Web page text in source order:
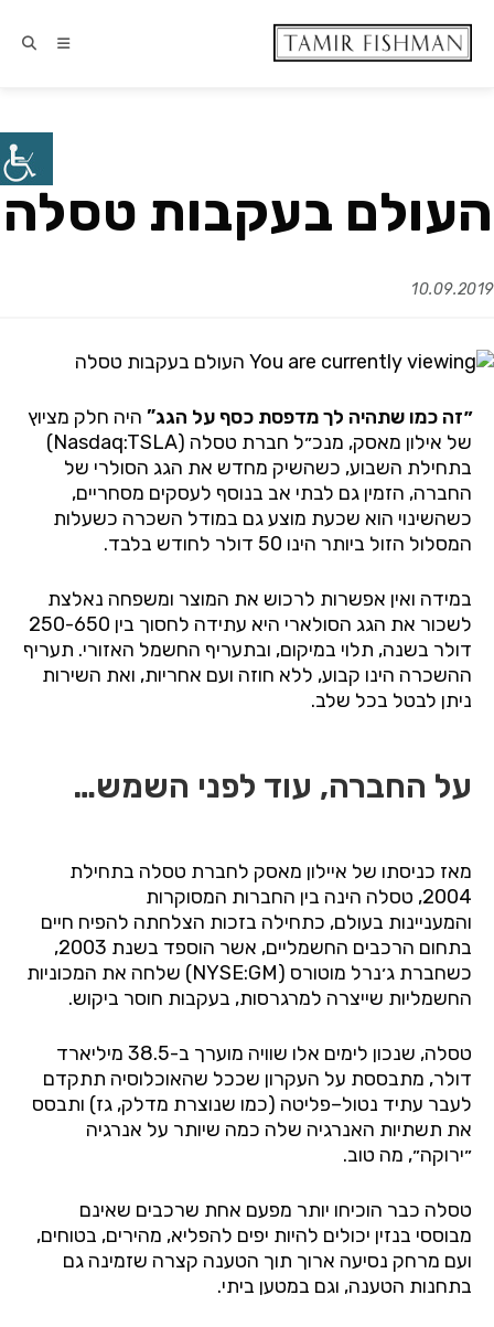
העולם בעקבות טסלה
10.09.2019
״זה כמו שתהיה לךמדפסת כסף על הגג” היה חלק מציוץ
של אילון מאסק, מנכ״ל חברת טסלה (Nasdaq:TSLA)
בתחילת השבוע, כשהשיק מחדש את הגג הסולרי של
החברה, הזמין גם לבתי אב בנוסף לעסקים מסחריים,
כשהשינוי הוא שכעת מוצעגם במודל השכרה כשעלות
המסלול הזול ביותר הינו דולר לחודש בלבד.
במידה ואין אפשרות לרכוש את המוצר ומשפחה נאלצת
לשכור את הגג הסולארי היא עתידה לחסוך בין
דולר בשנה, תלוי במיקום, ובתעריף החשמל האזורי. תעריף
ההשכרה הינו קבוע, ללא חוזה ועם אחריות, ואת השירות
ניתן לבטל בכל שלב.
על החברה, עוד לפני השמש…
מאז כניסתו של איילון מאסק לחברת טסלה בתחילת
2004, טסלה הינה בין החברות המסוקרות
והמעניינות בעולם, כתחילה בזכות הצלחתה להפיח חיים
בתחום הרכבים החשמליים, אשר הוספד בשנת
כשחברת ג׳נרל מוטורס (NYSE:GM) שלחה את המכוניות
החשמליות שייצרה למרגרסות, בעקבות חוסר ביקוש.
טסלה, שנכון לימים אלו שוויה מוערך ב-38.5
מיליארד
דולר, מתבססת על העקרון שככל שהאוכלוסיה תתקדם
לעבר עתיד נטול–פליטה (כמו שנוצרת מדלק, גז) ותבסס
את תשתיות האנרגיה שלה כמה שיותר על אנרגיה
״ירוקה״, מה טוב.
טסלה כבר הוכיחו יותר מפעם אחת שרכבים שאינם
מבוססי בנזין יכולים להיות יפים להפליא, מהירים, בטוחים,
ועם מרחק נסיעה ארוך תוך הטענה קצרה שזמינה גם
בתחנות הטענה, וגם במטען ביתי.